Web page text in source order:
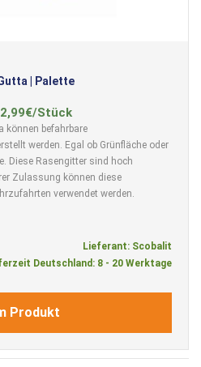
| Palette
Stück
können befahrbare
werden. Egal ob Grünfläche oder
Diese Rasengitter sind hoch
Zulassung können diese
verwendet werden.
Lieferant: Scobalit
Deutschland: 8 - 20 Werktage
Produkt